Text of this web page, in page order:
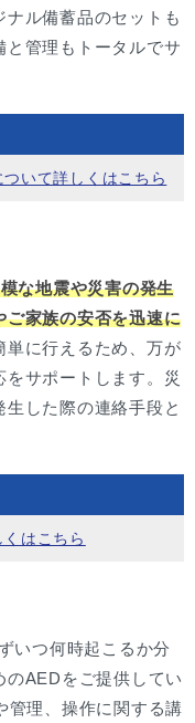
ル備蓄品のセットも
と管理もトータルでサ
いて詳しくはこちら
な地震や災害の発生
ご家族の安否を迅速に
単に行えるため、万が
サポートします。災
した際の連絡手段と
はこちら
いつ何時起こるか分
AEDをご提供してい
管理、操作に関する講